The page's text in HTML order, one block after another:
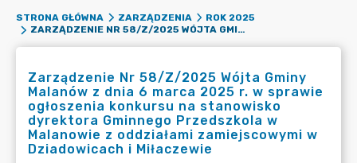
STRONA GŁÓWNA ZARZĄDZENIA
ROK 2025
ZARZĄDZENIE NR 58/Z/2025 WÓJTA GMINY MALANÓW Z DNIA 6 MARCA 2025 R. W SPRAWIE OGŁOSZENIA KONKURSU NA STANOWISKO DYREKTORA GMINNEGO PRZEDSZKOLA W MALANOWIE Z ODDZIAŁAMI ZAMIEJSCOWYMI W DZIADOWICACH I MIŁACZEWIE
Zarządzenie Nr 58/Z/2025 Wójta Gminy
Malanów z dnia 6 marca 2025 r. w sprawie
ogłoszenia konkursu na stanowisko
dyrektora Gminnego Przedszkola w
Malanowie z oddziałami zamiejscowymi w
Dziadowicach i Miłaczewie